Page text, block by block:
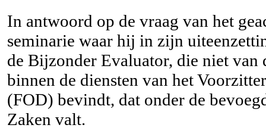
In antwoord op de vraag van het
seminarie waar hij in zijn
de Bijzonder Evaluator, die niet
binnen de diensten van het
(FOD) bevindt, dat onder de
Zaken valt.